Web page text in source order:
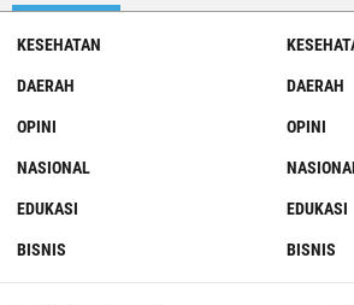
KESEHATAN
DAERAH
OPINI
NASIONAL
EDUKASI
BISNIS
DAERAH
OPINI
EDUKASI
BISNIS